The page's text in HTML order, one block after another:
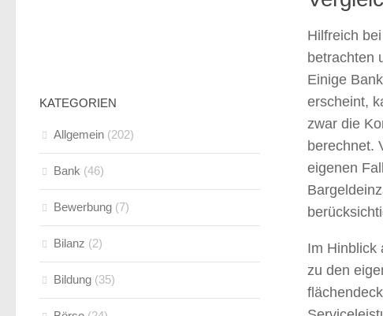
Hilfreich
betrachten
Einige
erscheint,
zwar die
berechnet.
eigenen
Im Hinblick
zu den
KATEGORIEN
Allgemein (202)
Bank (46)
Bewerbung (7)
Bilanz (2)
Bildung (35)